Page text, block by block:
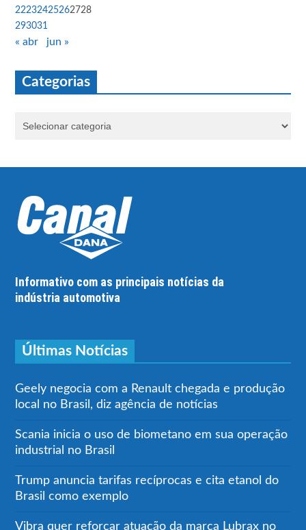
22232425262728
293031
« abr jun »
Categorias
Informativo com as principais notícias da
indústria automotiva
Últimas Notícias
Geely negocia com a Renault chegada e produção
local no Brasil, diz agência de notícias
Scania inicia o uso de biometano em sua operação
industrial no Brasil
Trump anuncia tarifas recíprocas e cita etanol do
Brasil como exemplo
Vibra quer reforçar atuação da marca Lubrax no